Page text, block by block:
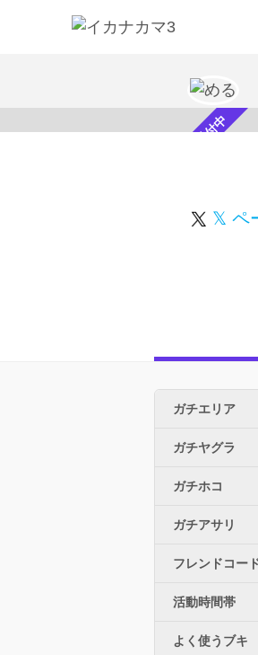
スカウト受付中
𝕏 ペ
ガチエリア
ガチヤグラ
ガチホコ
ガチアサリ
フレンドコー
活動時間帯
よく使うブキ